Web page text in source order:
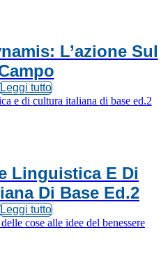
L’azione Sul
Leggi tutto
Linguistica E Di
Di Base Ed.2
Leggi tutto